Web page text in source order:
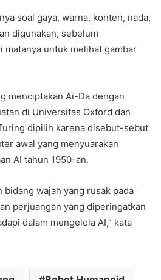
soal gaya, warna, konten, nada,
digunakan, sebelum
matanya untuk melihat gambar
menciptakan Ai-Da dengan
di Universitas Oxford dan
dipilih karena disebut-sebut
awal yang menyuarakan
AI tahun 1950-an.
bidang wajah yang rusak pada
perjuangan yang diperingatkan
dalam mengelola AI,” kata